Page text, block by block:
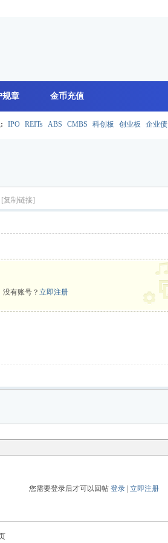
规章 金币充值
IPO REITs ABS CMBS 科创板 创业板 企业债
[复制链接]
有账号？ 立即注册
您需要登录后才可以回帖 登录 立即注册